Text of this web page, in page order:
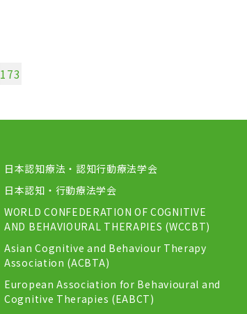
173
日本認知療法・認知行動療法学会
日本認知・行動療法学会
WORLD CONFEDERATION OF COGNITIVE
AND BEHAVIOURAL THERAPIES (WCCBT)
Asian Cognitive and Behaviour Therapy
Association (ACBTA)
European Association for Behavioural and
Cognitive Therapies (EABCT)